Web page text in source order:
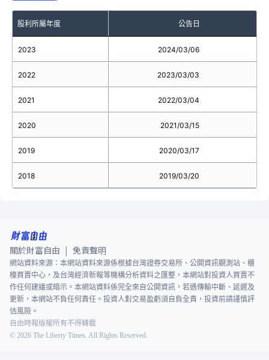
股利所屬年度 公告日
2023
2022
2021
2020
2019
2018
2024/03/06
2023/03/03
2022/03/04
2021/03/15
2020/03/17
2019/03/20
關於財富自由 免責聲明
網站資料來源：本網站資料來源係根據台灣證券交易所、公開資訊觀測站、櫃
檯買賣中心，及台灣經濟新報等機構分析資料之匯整，本網站對投資人買賣不
作任何建議或暗示。本網站資料係完全來自公開資訊，若遇傳輸中斷、延遲及
更新，本網站不負任何責任。投資人對交易盈虧須自負全責，投資前請謹慎評
估風險。
自由時報版權所有不得轉載
© 2026 The Liberty Times. All Rights Reserved.